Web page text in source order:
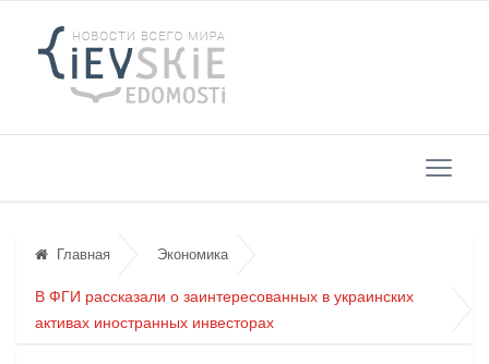
Главная Экономика
В ФГИ рассказали о заинтересованных в украинских
активах иностранных инвесторах